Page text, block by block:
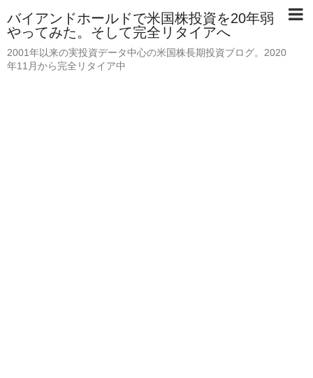
バイアンドホールドで米国株投資を20年弱
やってみた。そして完全リタイアへ
2001年以来の実投資データ中心の米国株長期投資ブログ。2020
年11月から完全リタイア中